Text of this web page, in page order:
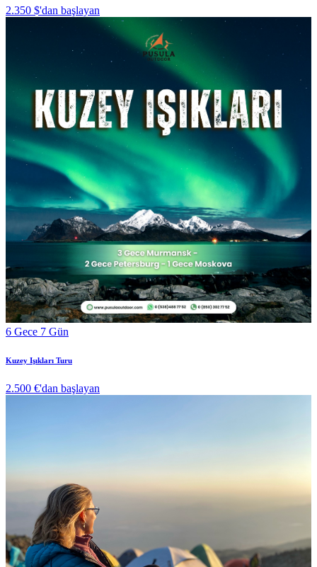
2.350 $'dan başlayan
6 Gece 7 Gün
Kuzey Işıkları Turu
2.500 €'dan başlayan